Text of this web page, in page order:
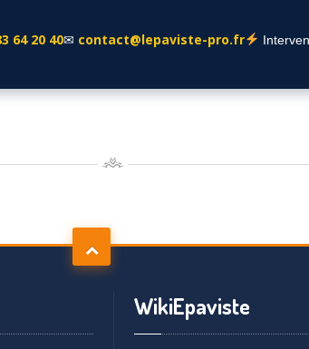
64 20 40✉ contact@lepaviste-pro.fr
WikiEpaviste